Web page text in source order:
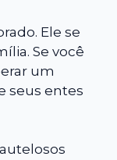
Ele se
Se você
um
seus entes